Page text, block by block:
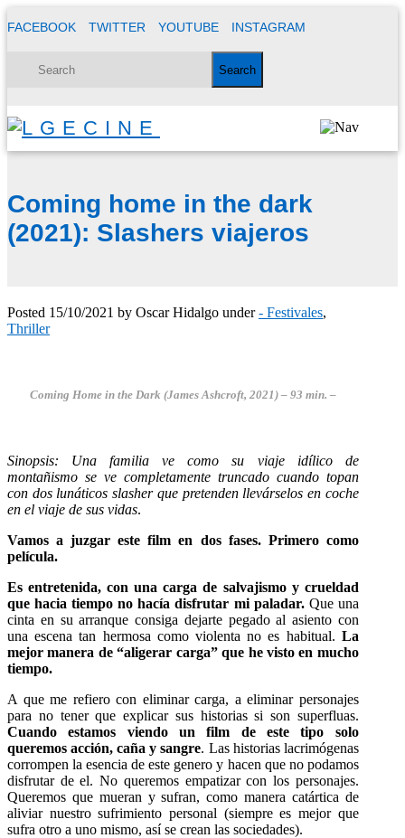
FACEBOOK TWITTER YOUTUBE INSTAGRAM
Coming home in the dark
(2021): Slashers viajeros
Posted 15/10/2021 by Oscar Hidalgo under- Festivales,
Thriller
Coming Home in the Dark (James Ashcroft, 2021) – 93 min. –
Sinopsis: Una familia ve como su viaje idílico de
montañismo se ve completamente truncado cuando topan
con dos lunáticos slasher que pretenden llevárselos en coche
en el viaje de sus vidas.
Vamos a juzgar este film en dos fases. Primero como
película.
Es entretenida, con una carga de salvajismo y crueldad
que hacia tiempo no hacía disfrutar mi paladar.Que una
cinta en su arranque consiga dejarte pegado al asiento con
una escena tan hermosa como violenta no es habitual. La
mejor manera de “aligerar carga” que he visto en mucho
tiempo.
A que me refiero con eliminar carga, a eliminar personajes
para no tener que explicar sus historias si son superfluas.
Cuando estamos viendo un film de este tipo solo
queremos acción, caña y sangre. Las historias lacrimógenas
corrompen la esencia de este genero y hacen que no podamos
disfrutar de el. No queremos empatizar con los personajes.
Queremos que mueran y sufran, como manera catártica de
aliviar nuestro sufrimiento personal (siempre es mejor que
sufra otro a uno mismo, así se crean las sociedades).